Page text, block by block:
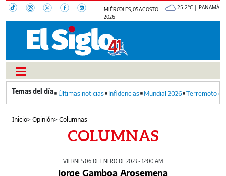
MIÉRCOLES, 05 AGOSTO
2026
25.2°C | PANAMÁ
Últimas noticias Infidencias Mundial 2026 Terremoto
Inicio>Opinión>Columnas
COLUMNAS
VIERNES 06 DE ENERO DE 2023 - 12:00 AM
Jorge Gamboa Arosemena